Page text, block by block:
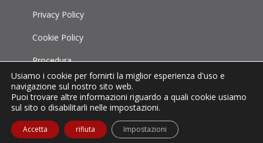
Privacy Policy
Cookie Policy
Procedura
Whistleblowing
Usiamo i cookie per fornirti la miglior esperienza d'uso e
navigazione sul nostro sito web.
Puoi trovare altre informazioni riguardo a quali cookie usiamo
sul sito o disabilitarli nelle impostazioni.
Accetta rifiuta Impostazioni